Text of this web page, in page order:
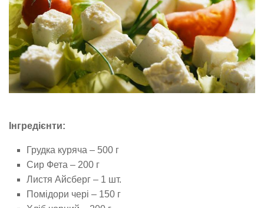
Інгредієнти:
Грудка куряча – 500 г
Сир Фета – 200 г
Листя Айсберг – 1 шт.
Помідори чері – 150 г